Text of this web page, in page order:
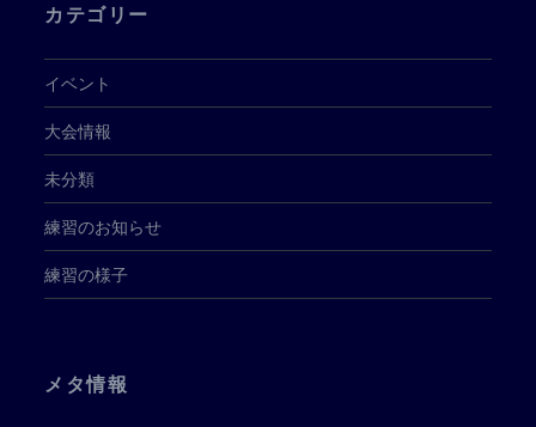
カテゴリー
イベント
大会情報
未分類
練習のお知らせ
練習の様子
メタ情報